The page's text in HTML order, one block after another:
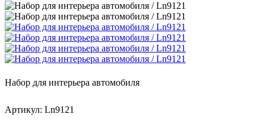
Набор для интерьера автомобиля
Артикул: Ln9121